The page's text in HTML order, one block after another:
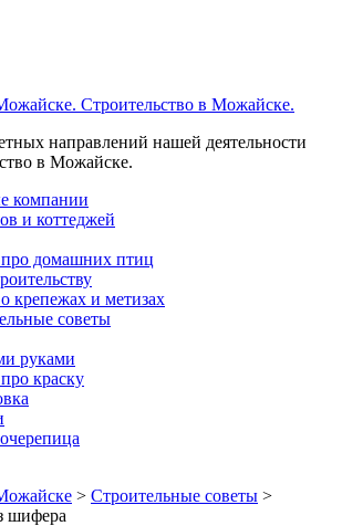
Строительство в Можайске.
направлений нашей деятельности
в Можайске.
компании
и коттеджей
домашних птиц
крепежах и метизах
советы
руками
краску
> Строительные советы >
шифера